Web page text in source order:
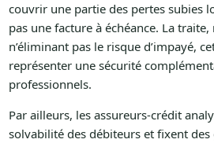
couvrir une partie des pertes subies
pas une facture à échéance. La traite,
n’éliminant pas le risque d’impayé,
représenter une sécurité
professionnels.
Par ailleurs, les assureurs-crédit
solvabilité des débiteurs et fixent